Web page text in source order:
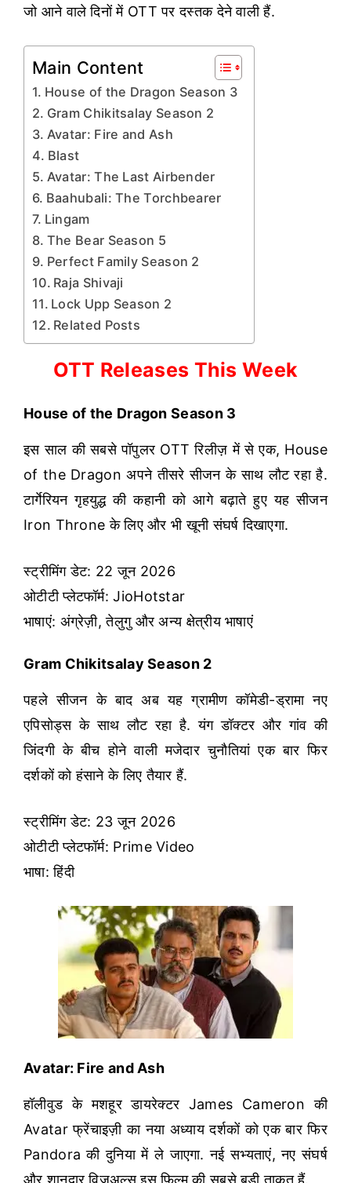
जो आने वाले दिनों में OTT पर दस्तक देने वाली हैं.
Main Content
House of the Dragon Season 3
Gram Chikitsalay Season 2
Avatar: Fire and Ash
Blast
Avatar: The Last Airbender
Baahubali: The Torchbearer
Lingam
The Bear Season 5
Perfect Family Season 2
Raja Shivaji
Lock Upp Season 2
Related Posts
OTT Releases This Week
House of the Dragon Season 3
इस साल की सबसे पॉपुलर OTT रिलीज़ में से एक, House
of the Dragon अपने तीसरे सीजन के साथ लौट रहा है.
टार्गेरियन गृहयुद्ध की कहानी को आगे बढ़ाते हुए यह सीजन
Iron Throne के लिए और भी खूनी संघर्ष दिखाएगा.
स्ट्रीमिंग डेट: 22 जून 2026
ओटीटी प्लेटफॉर्म: JioHotstar
भाषाएं: अंग्रेज़ी, तेलुगु और अन्य क्षेत्रीय भाषाएं
Gram Chikitsalay Season 2
पहले सीजन के बाद अब यह ग्रामीण कॉमेडी-ड्रामा नए
एपिसोड्स के साथ लौट रहा है. यंग डॉक्टर और गांव की
जिंदगी के बीच होने वाली मजेदार चुनौतियां एक बार फिर
दर्शकों को हंसाने के लिए तैयार हैं.
स्ट्रीमिंग डेट: 23 जून 2026
ओटीटी प्लेटफॉर्म: Prime Video
भाषा: हिंदी
Avatar: Fire and Ash
हॉलीवुड के मशहूर डायरेक्टर James Cameron की
Avatar फ्रेंचाइज़ी का नया अध्याय दर्शकों को एक बार फिर
Pandora की दुनिया में ले जाएगा. नई सभ्यताएं, नए संघर्ष
और शानदार विजुअल्स इस फिल्म की सबसे बड़ी ताकत हैं.